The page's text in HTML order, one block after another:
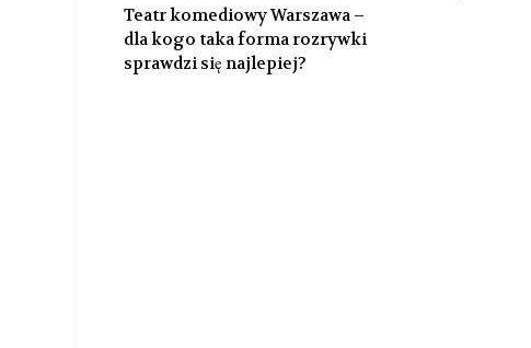
Teatr komediowy Warszawa –
dla kogo taka forma rozrywki
sprawdzi się najlepiej?